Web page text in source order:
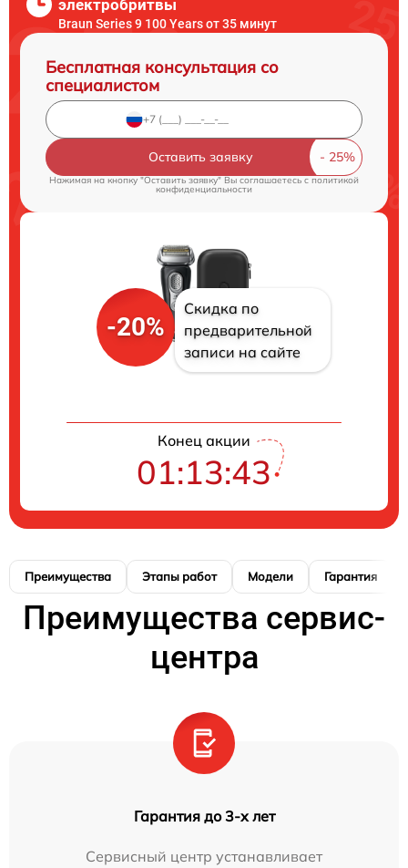
электробритвы
Braun Series 9 100 Years от 35 минут
Бесплатная консультация со
специалистом
Оставить заявку
Нажимая на кнопку "Оставить заявку" Вы соглашаетесь cполитикой
конфиденциальности
-20%
Скидка по
предварительной
записи на сайте
Конец акции
01:13:42
Преимущества Этапы работ Модели Гарантия
Преимущества сервис-
центра
Гарантия до 3-х лет
Сервисный центр устанавливает